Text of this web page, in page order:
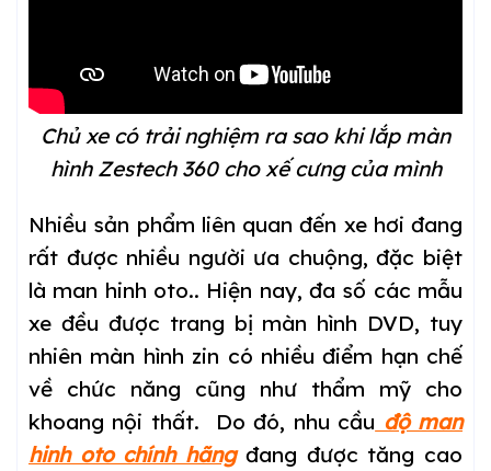
Chủ xe có trải nghiệm ra sao khi lắp màn
hình Zestech 360 cho xế cưng của mình
Nhiều sản phẩm liên quan đến xe hơi đang
rất được nhiều người ưa chuộng, đặc biệt
là man hinh oto.. Hiện nay, đa số các mẫu
xe đều được trang bị màn hình DVD, tuy
nhiên màn hình zin có nhiều điểm hạn chế
về chức năng cũng như thẩm mỹ cho
khoang nội thất. Do đó, nhu cầu độ man
hinh oto chính hãngđang được tăng cao